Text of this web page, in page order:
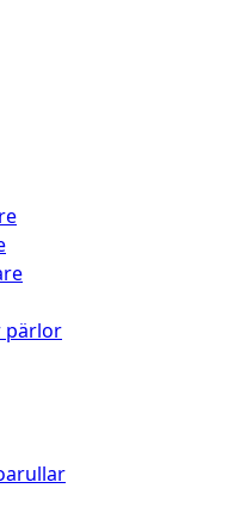
pärlor